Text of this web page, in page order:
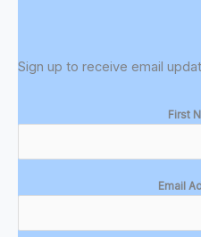
Sign up to receive email
First
Email